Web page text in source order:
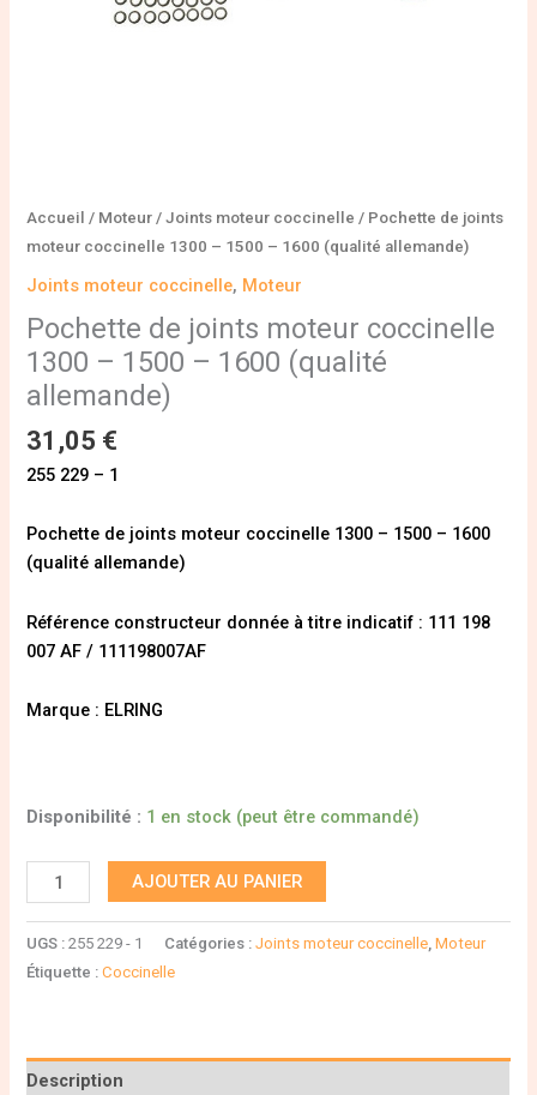
Accueil / Moteur /Joints moteur coccinelle / Pochette de joints
moteur coccinelle 1300 – 1500 – 1600 (qualité allemande)
Joints moteur coccinelle, Moteur
Pochette de joints moteur coccinelle
1300 – 1500 – 1600 (qualité
allemande)
31,05 €
255 229 – 1
Pochette de joints moteur coccinelle 1300 – 1500 – 1600
(qualité allemande)
Référence constructeur donnée à titre indicatif : 111 198
007 AF / 111198007AF
Marque : ELRING
Disponibilité : 1 en stock (peut être commandé)
AJOUTER AU PANIER
UGS :255 229 - 1 Catégories :Joints moteur coccinelle,Moteur
Étiquette :Coccinelle
Description